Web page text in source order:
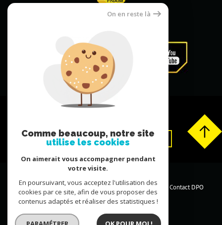
Extranet Déposer un avis
© 2026 | Tous droits réservés |
Plan du site
Mentions légales Partenaires Contact Contact DPO
27bis, avenue de Villiers, 75017 PARIS
On en reste là
Comme beaucoup, notre site
utilise les cookies
On aimerait vous accompagner pendant
votre visite.
En poursuivant, vous acceptez l'utilisation des
cookies par ce site, afin de vous proposer des
contenus adaptés et réaliser des statistiques !